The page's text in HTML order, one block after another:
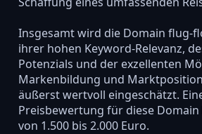
Insgesamt wird die Domain flug-
ihrer hohen Keyword-Relevanz,
Potenzials und der exzellenten
Markenbildung und
äußerst wertvoll eingeschätzt.
Preisbewertung für diese
von 1.500 bis 2.000 Euro.